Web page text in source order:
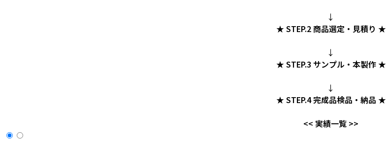
↓
★ STEP.2 商品選定・見積り ★
↓
★ STEP.3 サンプル・本製作 ★
↓
★ STEP.4 完成品検品・納品 ★
<< 実績一覧 >>